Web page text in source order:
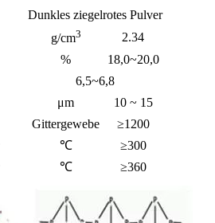
Dunkles ziegelrotes Pulver
g/cm3
2.34
%
18,0~20,0
6,5~6,8
μm
10 ~ 15
Gittergewebe
≥1200
℃
≥300
℃ ≥360